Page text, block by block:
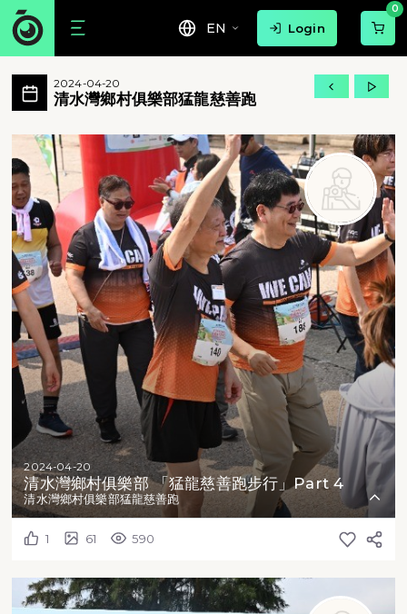
EN Login
0
清水灣鄉村俱樂部猛龍慈善跑 活動相
香港傷健共融網絡自 2011 年起，每年均舉
清水灣鄉村俱樂部猛龍慈善跑 - 香港傷健共融網
2024-04-20
清水灣鄉村俱樂部猛龍慈善跑
2024-04-20
清水灣鄉村俱樂部 「猛龍慈善跑步行」Part 4
清水灣鄉村俱樂部猛龍慈善跑
1 61 590